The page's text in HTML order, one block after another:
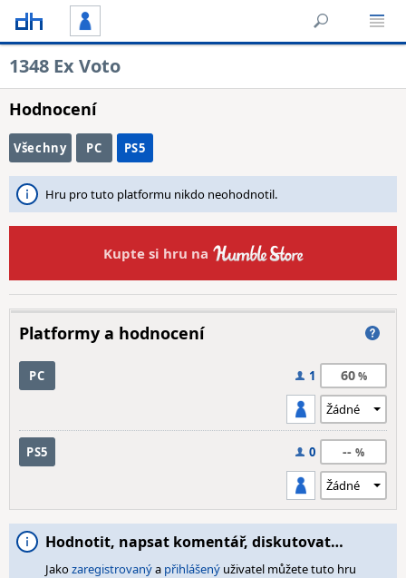
1348 Ex Voto
Hodnocení
Všechny PC PS5
Hru pro tuto platformu nikdo neohodnotil.
Kupte si hru na
Platformy a hodnocení
PC 1 60
PS5 0 --
Hodnotit, napsat komentář, diskutovat…
Jakozaregistrovanýa přihlášený uživatel můžete tuto hru